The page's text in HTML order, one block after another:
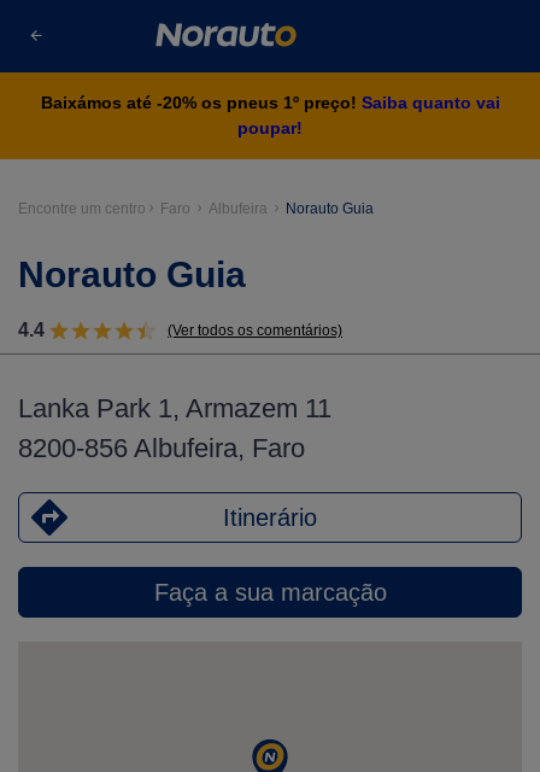
Baixámos até -20% os pneus 1º preço! Saiba quanto vai
poupar!
Encontre um centro Faro Albufeira Norauto Guia
Norauto Guia
4.4 (Ver todos os comentários)
Lanka Park 1, Armazem 11
8200-856 Albufeira, Faro
Itinerário
Faça a sua marcação